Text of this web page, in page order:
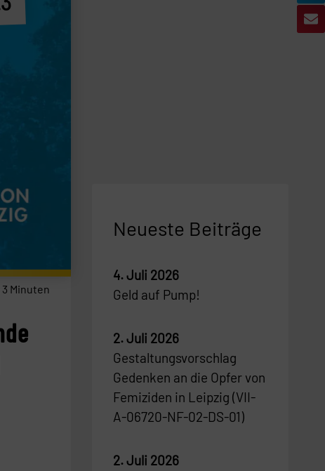
3 Minuten
Neueste Beiträge
Geld auf Pump!
4. Juli 2026
Gestaltungsvorschlag
Gedenken an die Opfer von
Femiziden in Leipzig (VII-
A-06720-NF-02-DS-01)
2. Juli 2026
2. Juli 2026